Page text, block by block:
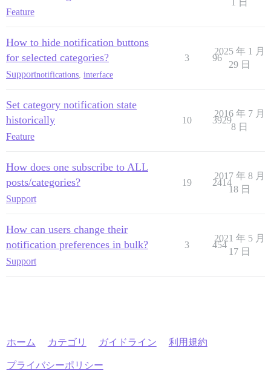
Feature
1 日
How to hide notification buttons
for selected categories?
Supportnotifications interface
3 96
2025 年 1 月
29 日
Set category notification state
historically
Feature
10 3929
2016 年 7 月
8 日
How does one subscribe to ALL
posts/categories?
Support
19 2414
2017 年 8 月
18 日
How can users change their
notification preferences in bulk?
Support
3 454
2021 年 5 月
17 日
ホーム カテゴリ ガイドライン 利用規約
プライバシーポリシー